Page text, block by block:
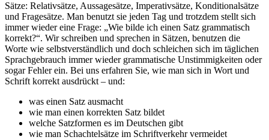
Sätze: Relativsätze, Aussagesätze, Imperativsätze, Konditionalsätze
und Fragesätze. Man benutzt sie jeden Tag und trotzdem stellt sich
immer wieder eine Frage: „Wie bilde ich einen Satz grammatisch
korrekt?“. Wir schreiben und sprechen in Sätzen, benutzen die
Worte wie selbstverständlich und doch schleichen sich im täglichen
Sprachgebrauch immer wieder grammatische Unstimmigkeiten oder
sogar Fehler ein. Bei uns erfahren Sie, wie man sich in Wort und
Schrift korrekt ausdrückt – und:
was einen Satz ausmacht
wie man einen korrekten Satz bildet
welche Satzformen es im Deutschen gibt
wie man Schachtelsätze im Schriftverkehr vermeidet